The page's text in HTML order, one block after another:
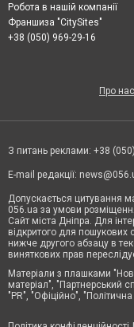
Робота в нашій компанії
Франшиза "CitySites"
+38 (050) 969-29-16
Про нас
З питань реклами: +38
E-mail редакції:
Допускається цитування
056.ua за умови
Сайт міста Дніпра. Для
відкритого для пошукових
нижче другого абзацу в
виняткових прав
Матеріали з плашками
матеріал", "Партнерський
"PR", "Офіційно",